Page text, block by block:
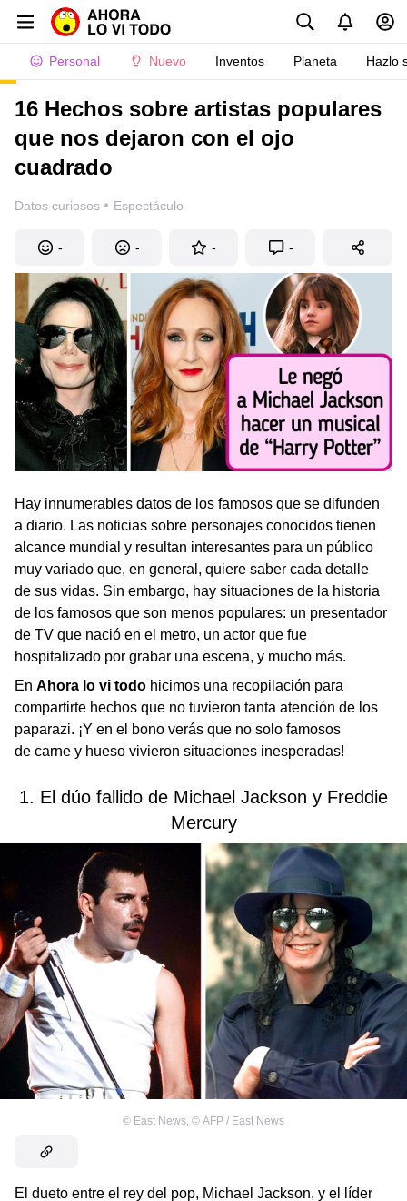
Personal Nuevo Inventos Planeta Hazlo
16 Hechos sobre artistas populares
que nos dejaron con el ojo
cuadrado
Datos curiosos · Espectáculo
- - - -
Hay innumerables datos de los famosos que se difunden
a diario. Las noticias sobre personajes conocidos tienen
alcance mundial y resultan interesantes para un público
muy variado que, en general, quiere saber cada detalle
de sus vidas. Sin embargo, hay situaciones de la historia
de los famosos que son menos populares: un presentador
de TV que nació en el metro, un actor que fue
hospitalizado por grabar una escena, y mucho más.
En Ahora lo vi todo hicimos una recopilación para
compartirte hechos que no tuvieron tanta atención de los
paparazi. ¡Y en el bono verás que no solo famosos
de carne y hueso vivieron situaciones inesperadas!
1. El dúo fallido de Michael Jackson y Freddie
Mercury
© East News, © AFP / East News
El dueto entre el rey del pop, Michael Jackson, y el líder